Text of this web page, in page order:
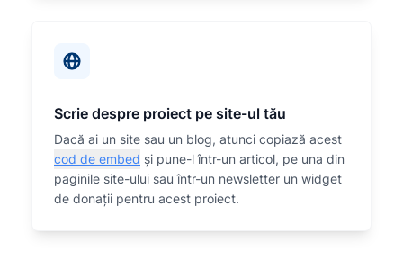
Scrie despre proiect pe site-ul tău
Dacă ai un site sau un blog, atunci copiază acest
cod de embed și pune-l într-un articol, pe una din
paginile site-ului sau într-un newsletter un widget
de donații pentru acest proiect.